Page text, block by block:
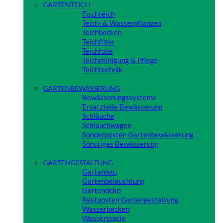
GARTENTEICH
Fischteich
Teich- & Wasserpflanzen
Teichbecken
Teichfilter
Teichfolie
Teichreinigung & Pflege
Teichtechnik
GARTENBEWÄSSERUNG
Bewässerungssysteme
Ersatzteile Bewässerung
Schläuche
Schlauchwagen
Sonderposten Gartenbewässerung
Sonstiges Bewässerung
GARTENGESTALTUNG
Gartenbau
Gartenbeleuchtung
Gartendeko
Restposten Gartengestaltung
Wasserbecken
Wasserspiele